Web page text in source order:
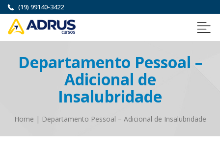
(19) 99140-3422
Departamento Pessoal –
Adicional de
Insalubridade
Home | Departamento Pessoal – Adicional de Insalubridade